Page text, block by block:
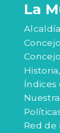
La
Alcaldía
Índices
Red de